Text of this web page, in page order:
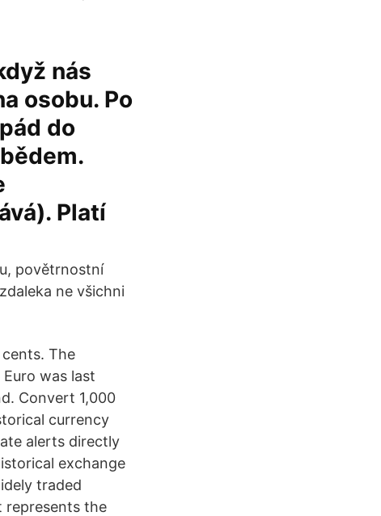
nás
osobu. Po
do
Platí
povětrnostní
ne všichni
The
was last
Convert 1,000
currency
alerts directly
exchange
traded
represents the